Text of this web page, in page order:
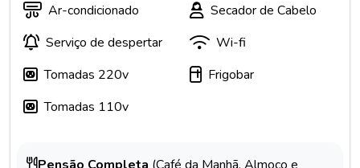
Ar-condicionado
Secador de Cabelo
Serviço de despertar
Wi-fi
Tomadas 220v
Frigobar
Tomadas 110v